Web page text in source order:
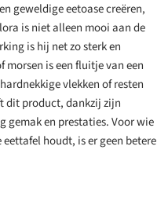
geweldige eetoase creëren,
is niet alleen mooi aan de
is hij net zo sterk en
is een fluitje van een
vlekken of resten
dit product, dankzij zijn
gemak en prestaties. Voor wie
houdt, is er geen betere